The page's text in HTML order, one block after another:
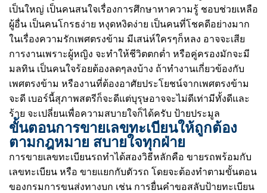
เป็นใหญ่ เป็นคนสนใจเรื่องการศึกษาหาความรู้ ชอบช่วยเหลือ
ผู้อื่น เป็นคนโกรธง่าย หงุดหงิดง่าย เป็นคนที่โชคดีอย่างมาก
ในเรื่องความรักเพศตรงข้าม มีเสน่ห์ใครๆก็หลง อาจจะเสีย
การงานเพราะผู้หญิง จะทำให้ชีวิตตกต่ำ หรือคู่ครองมักจะมี
มลทิน เป็นคนใจร้อยต้องลดๆลงบ้าง ถ้าทำงานเกี่ยวข้องกับ
เพศตรงข้าม หรืองานที่ต้องอาศัยประโยชน์จากเพศตรงข้าม
จะดี เบอร์นี้สุภาพสตรีก็จะดีแต่บุรุษอาจจะไม่ดีเท่ามีทั้งดีและ
ร้าย จะเปลี่ยนเพื่อความสบายใจก็ได้ครับ ป้ายประมูล
ขั้นตอนการขายเลขทะเบียนให้ถูกต้อง
ตามกฎหมาย สบายใจทุกฝ่าย
การขายเลขทะเบียนรถทำได้สองวิธีหลักคือ ขายรถพร้อมกับ
เลขทะเบียน หรือ ขายแยกกับตัวรถ โดยจะต้องทำตามขั้นตอน
ของกรมการขนส่งทางบก เช่น การยื่นคำขอสลับป้ายทะเบียน